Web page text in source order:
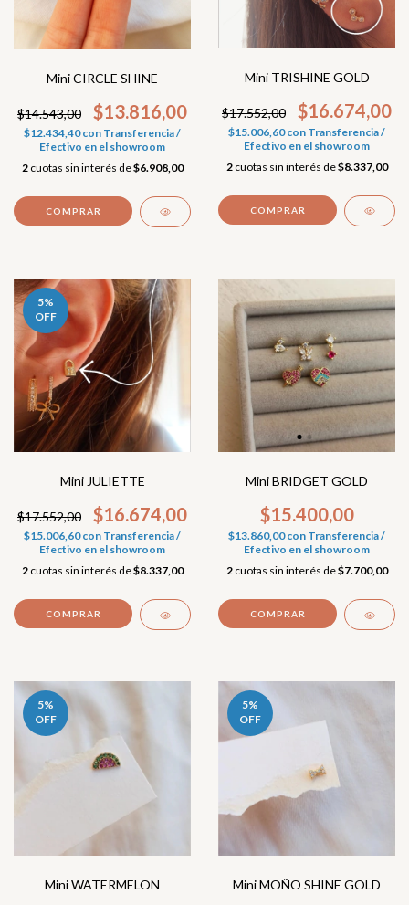
Mini CIRCLE SHINE
$14.543,00 $13.816,00
$12.434,40con Transferencia /
Efectivo en el showroom
2 cuotas sin interés de$6.908,00
Mini TRISHINE GOLD
$17.552,00 $16.674,00
$15.006,60con Transferencia /
Efectivo en el showroom
2 cuotas sin interés de$8.337,00
5%
OFF
Mini JULIETTE
$17.552,00 $16.674,00
$15.006,60con Transferencia /
Efectivo en el showroom
2 cuotas sin interés de$8.337,00
Mini BRIDGET GOLD
$15.400,00
$13.860,00con Transferencia /
Efectivo en el showroom
2 cuotas sin interés de$7.700,00
COMPRAR
5%
OFF
Mini WATERMELON
5%
OFF
Mini MOÑO SHINE GOLD